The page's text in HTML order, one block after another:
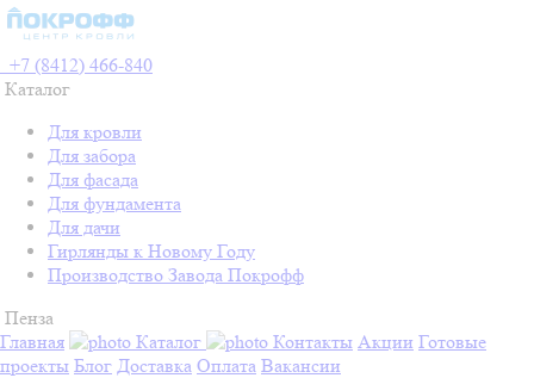
+7 (8412) 466-840
Каталог
Для кровли
Для забора
Для фасада
Для фундамента
Для дачи
Гирлянды к Новому Году
Производство Завода Покрофф
Пенза
Главная
Каталог Контакты Акции Готовые
проекты Блог Доставка Оплата Вакансии